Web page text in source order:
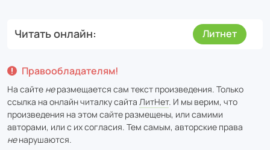
Читать онлайн Литнет
Правообладателям!
На сайте неразмещается сам текст произведения. Только
ссылка на онлайн читалку сайта ЛитНет. И мы верим, что
произведения на этом сайте размещены, или самими
авторами, или с их согласия. Тем самым, авторские права
ненарушаются.